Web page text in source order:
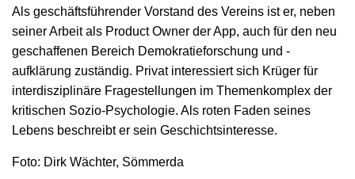
Als geschäftsführender Vorstand des Vereins ist er, neben
seiner Arbeit als Product Owner der App, auch für den neu
geschaffenen Bereich Demokratieforschung und -
aufklärung zuständig. Privat interessiert sich Krüger für
interdisziplinäre Fragestellungen im Themenkomplex der
kritischen Sozio-Psychologie. Als roten Faden seines
Lebens beschreibt er sein Geschichtsinteresse.
Foto: Dirk Wächter, Sömmerda